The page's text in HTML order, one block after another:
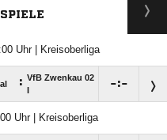
Uhr | Kreisoberliga
: VfB Zwenkau 02
:
Uhr | Kreisoberliga